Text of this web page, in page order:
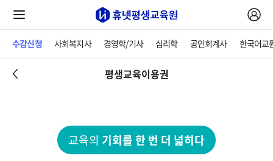
수강신청 사회복지사 경영학/기사 심리학 공인회계사 한국어교
평생교육이용권
교육의 기회를 한 번 더 넓히다